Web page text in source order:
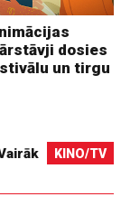
dosies
un tirgu
KINO/TV